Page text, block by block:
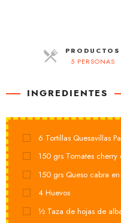
PRODUCTOS
5 PERSONAS
INGREDIENTES
6 Tortillas Quesavillas
150 grs Tomates cherry
150 grs Queso cabra
4 Huevos
½ Taza de hojas de